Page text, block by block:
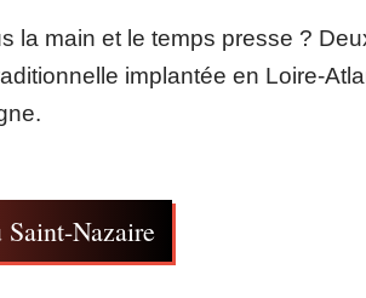
la main et le temps presse ?
implantée en Loire-
Saint-Nazaire